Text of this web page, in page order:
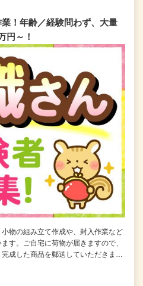
！年齢／経験問わず、大量
円～！
物の組み立て作成や、封入作業など
す。ご自宅に荷物が届きますので、
成した商品を郵送していただきま…